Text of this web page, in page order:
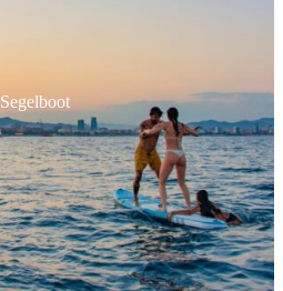
Segelboot